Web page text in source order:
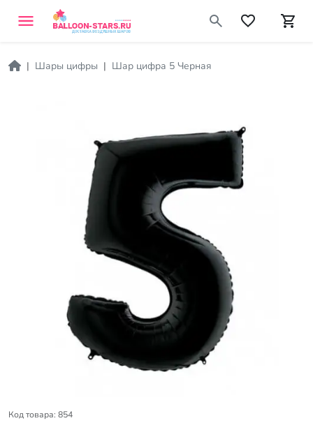
Шары цифры Шар цифра 5 Черная
Код товара: 854